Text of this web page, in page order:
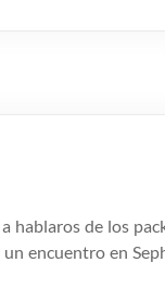
hablaros de los
encuentro en